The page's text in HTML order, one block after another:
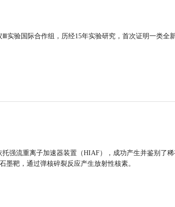
实验国际合作组，历经15年实验研究，首次证明一类全
强流重离子加速器装置（HIAF），成功产生并鉴别了
墨靶，通过弹核碎裂反应产生放射性核素。